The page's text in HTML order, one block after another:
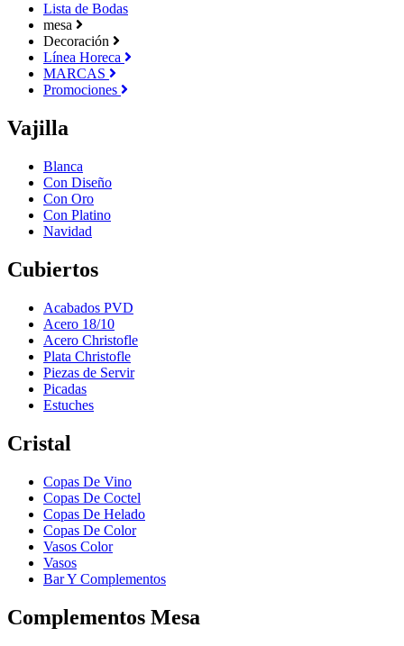
Lista de Bodas
mesa
Decoración
Línea Horeca
MARCAS
Promociones
Vajilla
Blanca
Con Diseño
Con Oro
Con Platino
Navidad
Cubiertos
Acabados PVD
Acero 18/10
Acero Christofle
Plata Christofle
Piezas de Servir
Picadas
Estuches
Cristal
Copas De Vino
Copas De Coctel
Copas De Helado
Copas De Color
Vasos Color
Vasos
Bar Y Complementos
Complementos Mesa